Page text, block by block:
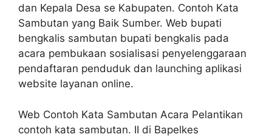
dan Kepala Desa se Kabupaten. Contoh Kata
Sambutan yang Baik Sumber. Web bupati
bengkalis sambutan bupati bengkalis pada
acara pembukaan sosialisasi penyelenggaraan
pendaftaran penduduk dan launching aplikasi
website layanan online.
Web Contoh Kata Sambutan Acara Pelantikan
contoh kata sambutan. II di Bapelkes